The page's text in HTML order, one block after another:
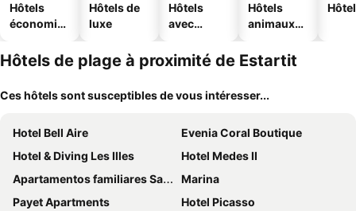
Hôtels
économiq
Hôtels de
luxe
Hôtels
avec
Hôtels
animaux
Hôtels de plage à proximité de Estartit
Ces hôtels sont susceptibles de vous intéresser...
Hotel Bell Aire
Evenia Coral Boutique
Hotel & Diving Les Illes
Hotel Medes II
Apartamentos familiares Sa Gavina Gaudí
Marina
Payet Apartments
Hotel Picasso